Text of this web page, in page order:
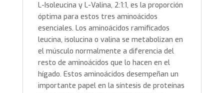
L-Isoleucina y L-Valina, 2:1:1, es la proporción
óptima para estos tres aminoácidos
esenciales. Los aminoácidos ramificados
leucina, isolucina o valina se metabolizan en
el músculo normalmente a diferencia del
resto de aminoácidos que lo hacen en el
hígado. Estos aminoácidos desempeñan un
importante papel en la síntesis de proteínas